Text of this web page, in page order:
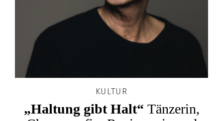
KULTUR
„Haltung gibt Halt“ Tänzerin,